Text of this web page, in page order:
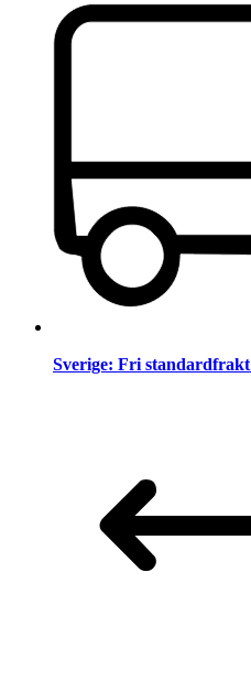
Sverige: Fri standardfrakt